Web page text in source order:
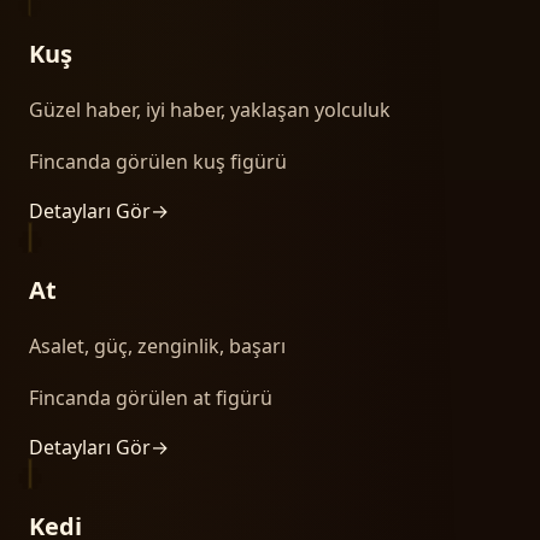
Kuş
Güzel haber, iyi haber, yaklaşan yolculuk
Fincanda görülen kuş figürü
Detayları Gör→
At
Asalet, güç, zenginlik, başarı
Fincanda görülen at figürü
Detayları Gör→
Kedi